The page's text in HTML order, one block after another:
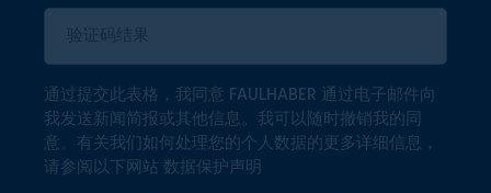
通过提交此表格，我同意 FAULHABER 通过电子邮件向
我发送新闻简报或其他信息。我可以随时撤销我的同
意。有关我们如何处理您的个人数据的更多详细信息，
请参阅以下网站 数据保护声明